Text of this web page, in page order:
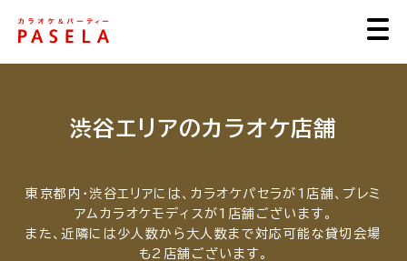
渋谷エリアのカラオケ店舗
東京都内・渋谷エリアには、カラオケパセラが1店舗、プレミ
アムカラオケモディスが1店舗ございます。
また、近隣には少人数から大人数まで対応可能な貸切会場
も2店舗ございます。